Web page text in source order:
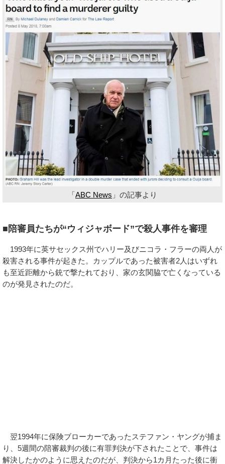
「ABC News 」の記事より
■陪審員たちが“ウィジャボード”で殺人事件を審理
1993年に英サセックス州でハリー及びニコラ・フラーの両人が
殺害される事件が起きた。カップルであった被害者2人はいずれ
も至近距離から銃で撃たれており、家の玄関脇で亡くなっている
のが発見されたのだ。
翌1994年に保険ブローカーであったステファン・ヤングが捕ま
り、5週間の陪審裁判の後に有罪判決が下されたことで、事件は
解決したかのように思えたのだが、判決から1カ月たった後に衝